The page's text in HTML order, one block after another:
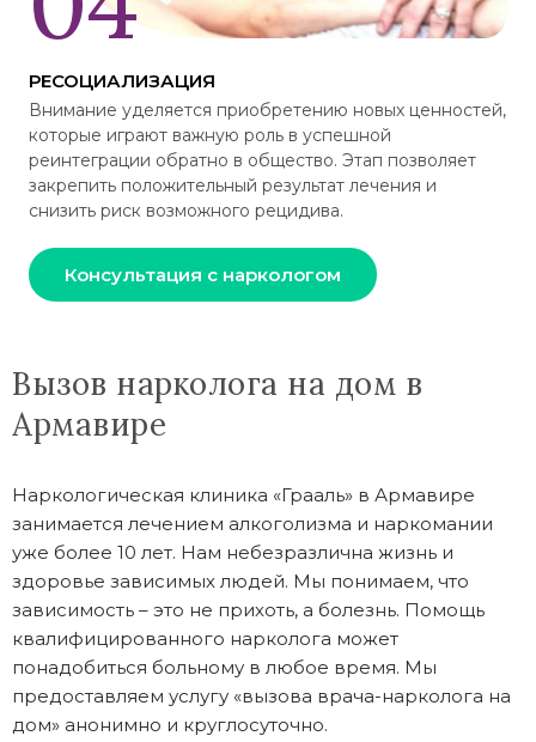
РЕСОЦИАЛИЗАЦИЯ
Внимание уделяется приобретению новых ценностей,
которые играют важную роль в успешной
реинтеграции обратно в общество. Этап позволяет
закрепить положительный результат лечения и
снизить риск возможного рецидива.
Консультация с наркологом
Вызов нарколога на дом в
Армавире
Наркологическая клиника «Грааль» в Армавире
занимается лечением алкоголизма и наркомании
уже более 10 лет. Нам небезразлична жизнь и
здоровье зависимых людей. Мы понимаем, что
зависимость – это не прихоть, а болезнь. Помощь
квалифицированного нарколога может
понадобиться больному в любое время. Мы
предоставляем услугу «вызова врача-нарколога на
дом» анонимно и круглосуточно.